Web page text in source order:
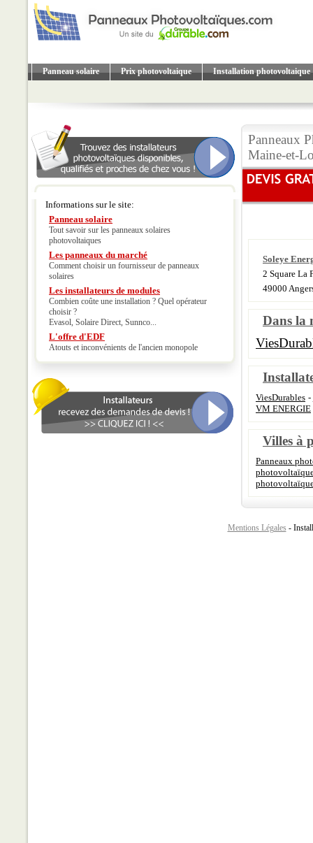
Panneau solaire Prix photovoltaique Installation photovoltaique
Informations sur le site:
Panneau solaire
Tout savoir sur les panneaux solaires
photovoltaiques
Les panneaux du marché
Comment choisir un fournisseur de panneaux
solaires
Les installateurs de modules
Combien coûte une installation ? Quel opérateur
choisir ?
Evasol, Solaire Direct, Sunnco...
L'offre d'EDF
Atouts et inconvénients de l'ancien monopole
Panneaux
Maine-et-
Soleye
2 Square La
49000
Dans la
ViesDurables -
VM ENERGIE
Villes à
Panneaux
Mentions Légales -